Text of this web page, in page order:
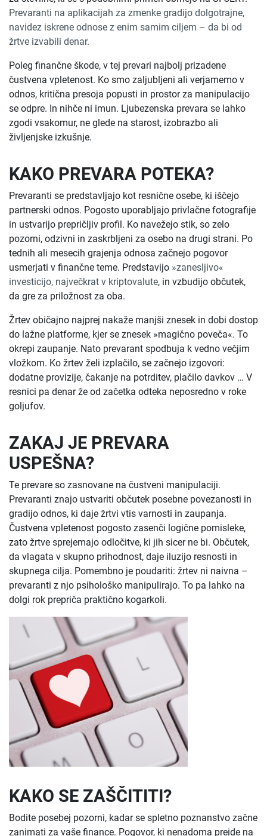
Prevaranti na aplikacijah za zmenke gradijo dolgotrajne,
navidez iskrene odnose z enim samim ciljem – da bi od
žrtve izvabili denar.
Poleg finančne škode, v tej prevari najbolj prizadene
čustvena vpletenost. Ko smo zaljubljeni ali verjamemo v
odnos, kritična presoja popusti in prostor za manipulacijo
se odpre. In nihče ni imun. Ljubezenska prevara se lahko
zgodi vsakomur, ne glede na starost, izobrazbo ali
življenjske izkušnje.
KAKO PREVARA POTEKA?
Prevaranti se predstavljajo kot resnične osebe, ki iščejo
partnerski odnos. Pogosto uporabljajo privlačne fotografije
in ustvarijo prepričljiv profil. Ko navežejo stik, so zelo
pozorni, odzivni in zaskrbljeni za osebo na drugi strani. Po
tednih ali mesecih grajenja odnosa začnejo pogovor
usmerjati v finančne teme. Predstavijo »zanesljivo«
investicijo, največkrat v kriptovalute, in vzbudijo občutek,
da gre za priložnost za oba.
Žrtev običajno najprej nakaže manjši znesek in dobi dostop
do lažne platforme, kjer se znesek »magično poveča«. To
okrepi zaupanje. Nato prevarant spodbuja k vedno večjim
vložkom. Ko žrtev želi izplačilo, se začnejo izgovori:
dodatne provizije, čakanje na potrditev, plačilo davkov … V
resnici pa denar že od začetka odteka neposredno v roke
goljufov.
ZAKAJ JE PREVARA
USPEŠNA?
Te prevare so zasnovane na čustveni manipulaciji.
Prevaranti znajo ustvariti občutek posebne povezanosti in
gradijo odnos, ki daje žrtvi vtis varnosti in zaupanja.
Čustvena vpletenost pogosto zasenči logične pomisleke,
zato žrtve sprejemajo odločitve, ki jih sicer ne bi. Občutek,
da vlagata v skupno prihodnost, daje iluzijo resnosti in
skupnega cilja. Pomembno je poudariti: žrtev ni naivna –
prevaranti z njo psihološko manipulirajo. To pa lahko na
dolgi rok prepriča praktično kogarkoli.
KAKO SE ZAŠČITITI?
Bodite posebej pozorni, kadar se spletno poznanstvo začne
zanimati za vaše finance. Pogovor, ki nenadoma preide na